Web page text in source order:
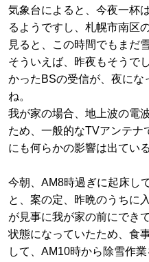
気象台によると、今夜一杯
るようですし、札幌市南区
見ると、この時間でもまだ
そういえば、昨夜もそうで
かったBSの受信が、夜にな
ね。
我が家の場合、地上波の電
ため、一般的なTVアンテナ
にも何らかの影響は出てい
今朝、AM8時過ぎに起床し
と、案の定、昨晩のうちに
が見事に我が家の前にでき
状態になっていたため、食
して、AM10時から除雪作